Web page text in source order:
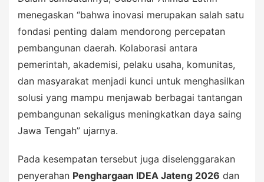
menegaskan “bahwa inovasi merupakan salah satu
fondasi penting dalam mendorong percepatan
pembangunan daerah. Kolaborasi antara
pemerintah, akademisi, pelaku usaha, komunitas,
dan masyarakat menjadi kunci untuk menghasilkan
solusi yang mampu menjawab berbagai tantangan
pembangunan sekaligus meningkatkan daya saing
Jawa Tengah” ujarnya.
Pada kesempatan tersebut juga diselenggarakan
penyerahan Penghargaan IDEA Jateng 2026 dan